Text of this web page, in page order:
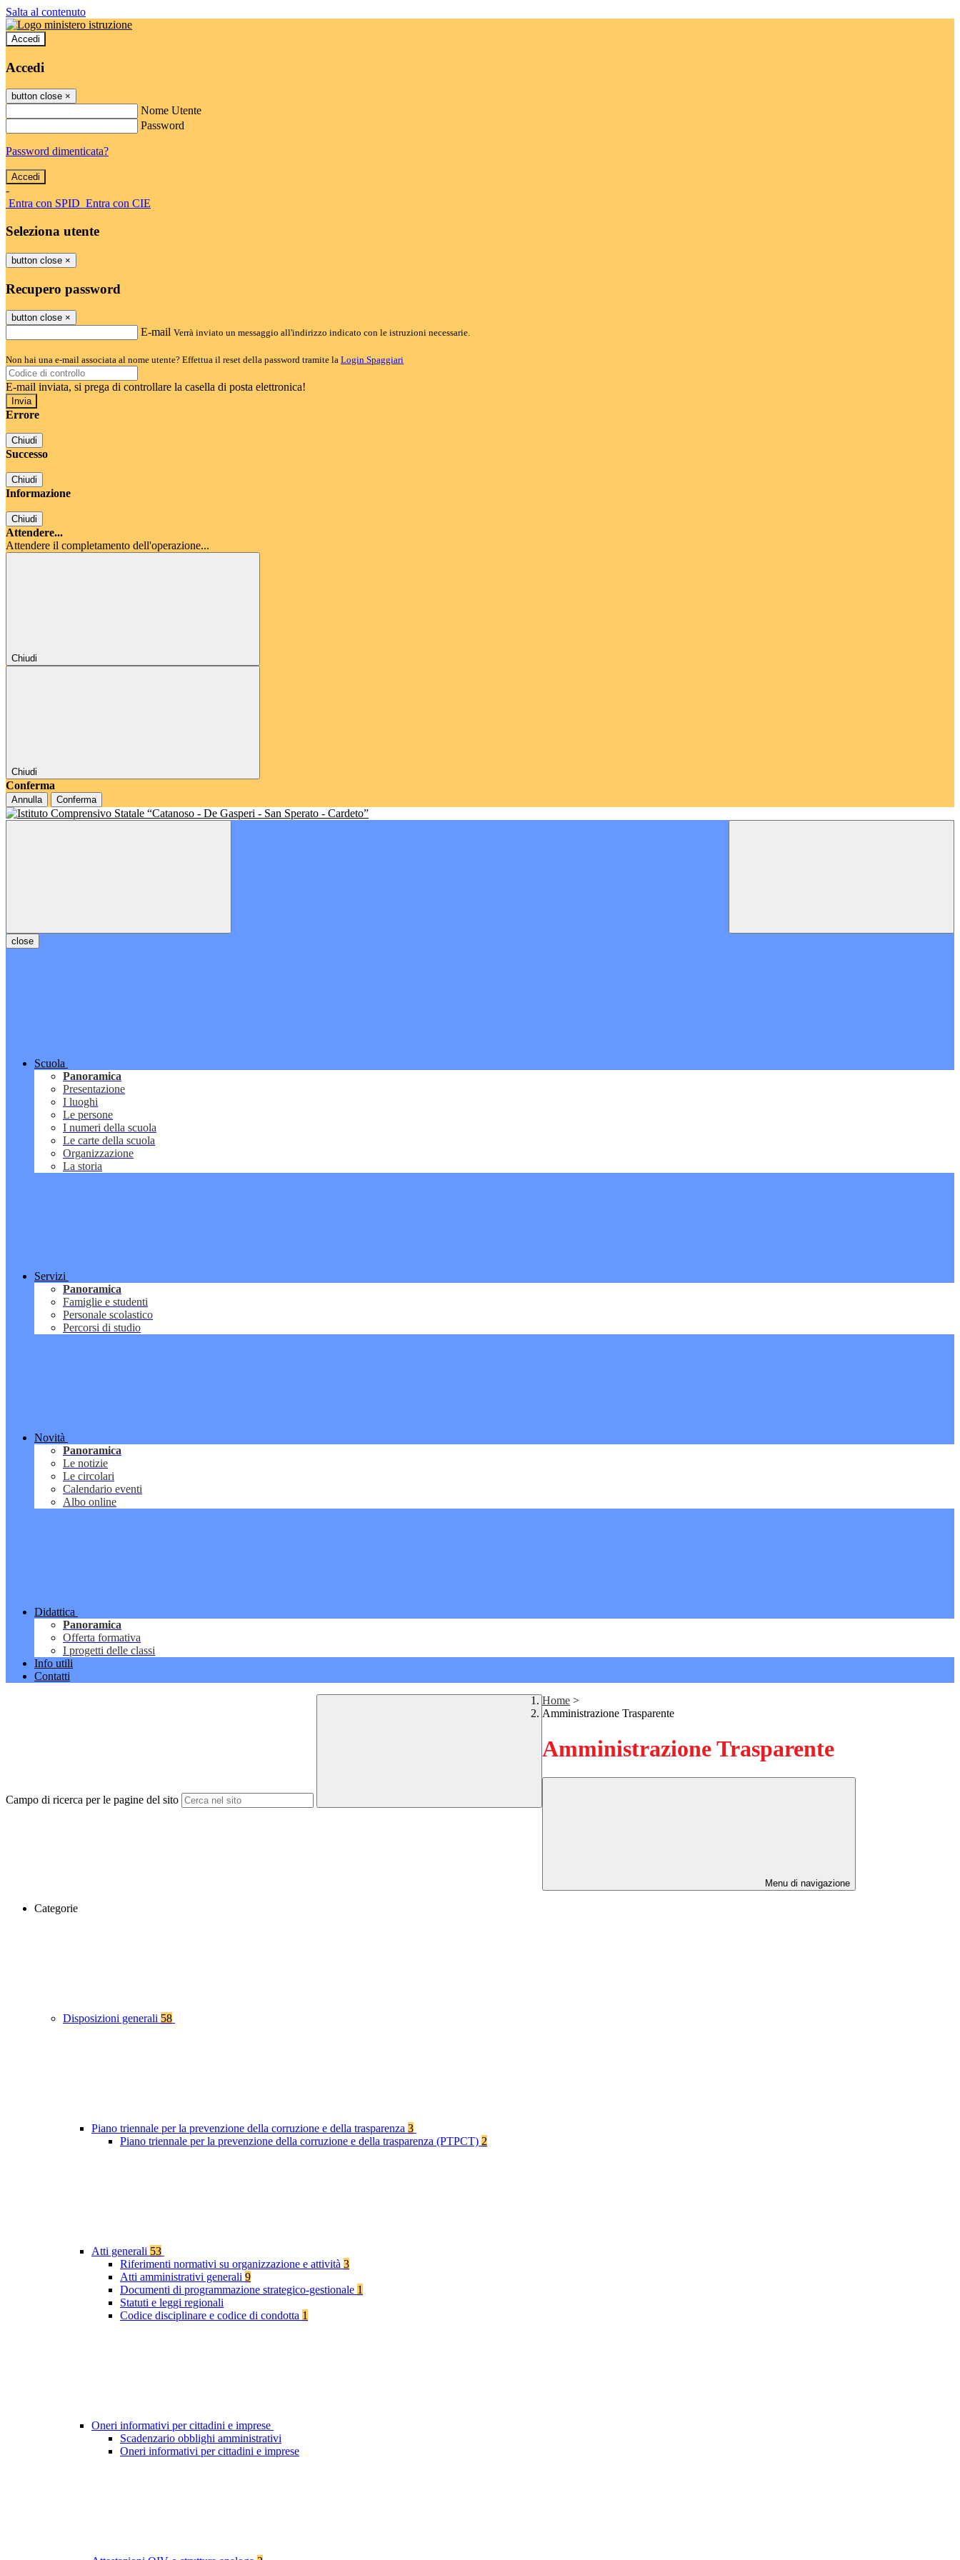
Salta al contenuto
Accedi
Accedi
button close ×
Nome Utente
Password
Password dimenticata?
-
Entra con SPID Entra con CIE
Seleziona utente
button close ×
Recupero password
button close ×
E-mail Verrà inviato un messaggio all'indirizzo indicato con le istruzioni necessarie.
Non hai una e-mail associata al nome utente? Effettua il reset della password tramite la Login Spaggiari
E-mail inviata, si prega di controllare la casella di posta elettronica!
Errore
Chiudi
Successo
Chiudi
Informazione
Chiudi
Attendere...
Attendere il completamento dell'operazione...
Chiudi
Chiudi
Conferma
Annulla Conferma
close
Scuola
Panoramica
Presentazione
I luoghi
Le persone
I numeri della scuola
Le carte della scuola
Organizzazione
La storia
Servizi
Panoramica
Famiglie e studenti
Personale scolastico
Percorsi di studio
Novità
Panoramica
Le notizie
Le circolari
Calendario eventi
Albo online
Didattica
Panoramica
Offerta formativa
I progetti delle classi
Info utili
Contatti
Campo di ricerca per le pagine del sito
Home >
Amministrazione Trasparente
Amministrazione Trasparente
Menu di navigazione
Categorie
Disposizioni generali 58
Piano triennale per la prevenzione della corruzione e della trasparenza 3
Piano triennale per la prevenzione della corruzione e della trasparenza (PTPCT) 2
Atti generali 53
Riferimenti normativi su organizzazione e attività 3
Atti amministrativi generali 9
Documenti di programmazione strategico-gestionale 1
Statuti e leggi regionali
Codice disciplinare e codice di condotta 1
Oneri informativi per cittadini e imprese
Scadenzario obblighi amministrativi
Oneri informativi per cittadini e imprese